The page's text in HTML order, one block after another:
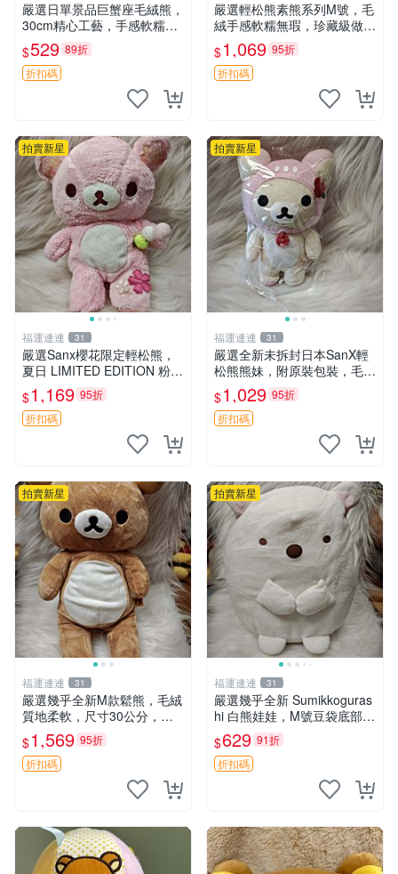
嚴選日單景品巨蟹座毛絨熊，
30cm精心工藝，手感軟糯推
薦收藏送人 巨蟹座 毛絨玩具
精緻做工
$529 89折
折扣碼
嚴選輕松熊素熊系列M號，毛
絨手感軟糯無瑕，珍藏級做工
推薦收藏，尺寸35cm清晰可
見。中古毛絨、收藏精品、毛
絨玩具
$1,069 95折
折扣碼
拍賣新星
福運連連 31
嚴選Sanx櫻花限定輕松熊，
夏日 LIMITED EDITION 粉色
毛絨熊，背有拉鏈設計，肚內
填充豆袋，精致工藝呈現，狀
態如新，適合收藏與送人 櫻
$1,169 95折
折扣碼
拍賣新星
福運連連 31
嚴選全新未拆封日本SanX輕
松熊熊妹，附原裝包裝，毛絨
質地極佳，細膩可愛，推薦收
藏兼送禮，適合女性好友或家
人，限量釋出。鬆熊、熊玩
$1,029 95折
折扣碼
拍賣新星
福運連連 31
嚴選幾乎全新M款鬆熊，毛絨
質地柔軟，尺寸30公分，做
工精緻可愛，適合收藏或贈送
親友。中古使用痕跡，手感依
然優良。 鬆熊 嬰熊 毛玩偶
$1,569 95折
折扣碼
拍賣新星
福運連連 31
嚴選幾乎全新 Sumikkoguras
hi 白熊娃娃，M號豆袋底部，
穩固不易倒，毛絨布標附贈，
極致軟糯手感，精工細作值得
典藏，尺寸24cm，收藏佳品
$629 91折
折扣碼